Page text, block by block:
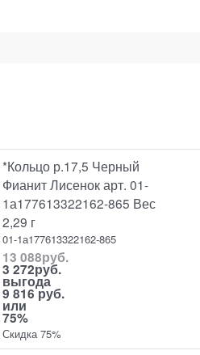
*Кольцо р.17,5 Черный
Фианит Лисенок арт. 01-
1а177613322162-865 Вес
2,29 г
01-1а177613322162-865
13 088руб.
3 272руб.
выгода
9 816 руб.
или
75%
Скидка 75%